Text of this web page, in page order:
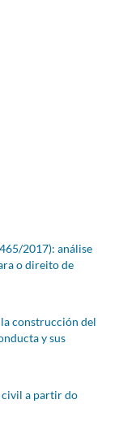
2017): análise
o direito de
construcción del
y sus
civil a partir do